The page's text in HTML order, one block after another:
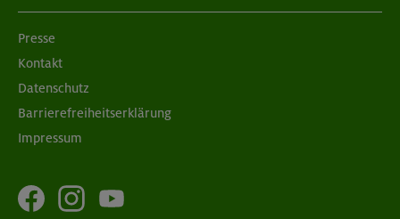
Presse
Kontakt
Datenschutz
Barrierefreiheitserklärung
Impressum